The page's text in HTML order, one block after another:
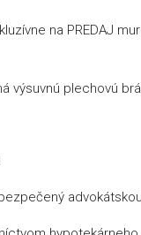
na PREDAJ
výsuvnú plechovú